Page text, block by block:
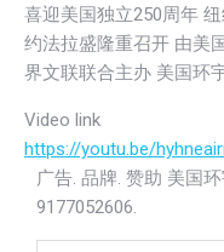
喜迎美国独立250周年
约法拉盛隆重召开 由美
界文联联合主办 美国环
Video link
https://youtu.be/
广告. 品牌. 赞助 美国
9177052606.